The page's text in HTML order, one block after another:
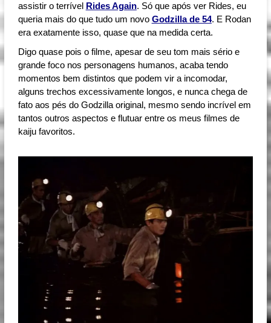
assistir o terrível
Rides Again. Só que após ver Rides, eu
queria mais do que tudo um novo Godzilla de 54. E Rodan
era exatamente isso, quase que na medida certa.
Digo quase pois o filme, apesar de seu tom mais sério e
grande foco nos personagens humanos, acaba tendo
momentos bem distintos que podem vir a incomodar,
alguns trechos excessivamente longos, e nunca chega de
fato aos pés do Godzilla original, mesmo sendo incrível em
tantos outros aspectos e flutuar entre os meus filmes de
kaiju favoritos.